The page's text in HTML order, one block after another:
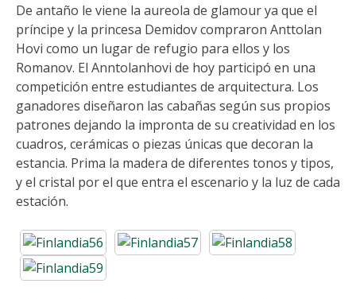
De antaño le viene la aureola de glamour ya que el
príncipe y la princesa Demidov compraron Anttolan
Hovi como un lugar de refugio para ellos y los
Romanov. El Anntolanhovi de hoy participó en una
competición entre estudiantes de arquitectura. Los
ganadores diseñaron las cabañas según sus propios
patrones dejando la impronta de su creatividad en los
cuadros, cerámicas o piezas únicas que decoran la
estancia. Prima la madera de diferentes tonos y tipos,
y el cristal por el que entra el escenario y la luz de cada
estación.